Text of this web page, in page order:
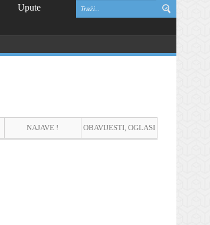
Upute
NAJAVE ! OBAVIJESTI, OGLASI